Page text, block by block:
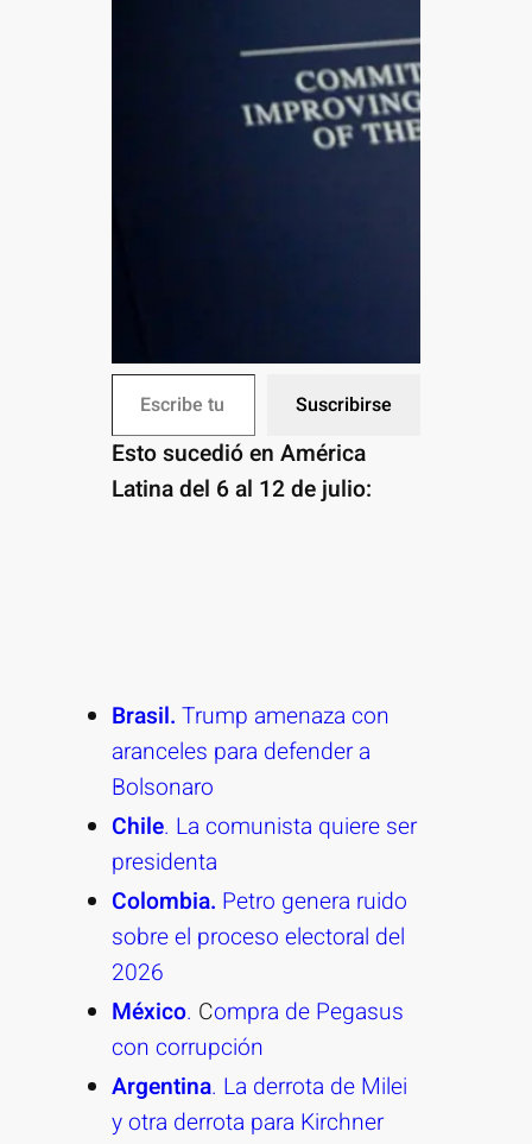
Escribe tu correo electrónico…
Suscribirse
Esto sucedió en América
Latina del 6 al 12 de julio:
Brasil. Trump amenaza con
aranceles para defender a
Bolsonaro
Chile. La comunista quiere ser
presidenta
Colombia. Petro genera ruido
sobre el proceso electoral del
2026
México. Compra de Pegasus
con corrupción
Argentina. La derrota de Milei
y otra derrota para Kirchner